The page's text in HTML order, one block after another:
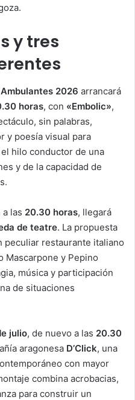
y tres
2026 arrancará
horas, con «Embolic»,
sin palabras,
y poesía visual para
hilo conductor de una
y de la capacidad de
a las 20.30 horas, llegará
de teatre. La propuesta
peculiar restaurante italiano
Mascarpone y Pepino
música y participación
de situaciones
julio, de nuevo a las 20.30
aragonesa D’Click, una
con mayor
combina acrobacias,
para construir un